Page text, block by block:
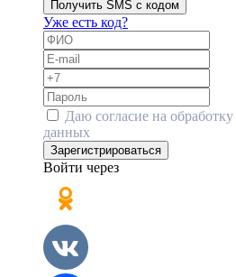
Получить SMS с кодом
Уже есть код?
Даю согласие на обработку
данных
Зарегистрироваться
Войти через